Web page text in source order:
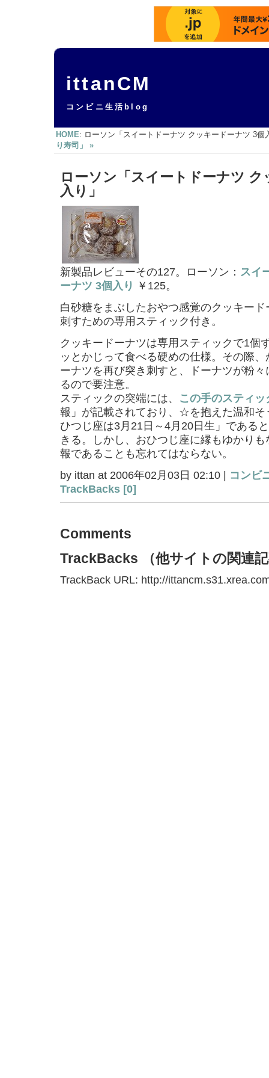
ittanCM
コンビニ生活blog
HOME: ローソン「スイートドーナツ クッキードーナツ 3
り寿司」 »
ローソン「スイートドーナツ
入り」
新製品レビューその127。ローソン： スイ
ーナツ 3個入り
￥125。
白砂糖をまぶしたおやつ感覚のクッキー
刺すための専用スティック付き。
クッキードーナツは専用スティックで1個
ッとかじって食べる硬めの仕様。その際
ーナツを再び突き刺すと、ドーナツが粉
るので要注意。
スティックの突端には、 この手のスティッ
報」が記載されており、☆を抱えた温和そ
ひつじ座は3月21日～4月20日生」である
きる。しかし、おひつじ座に縁もゆかり
報であることも忘れてはならない。
by ittan at 2006年02月03日 02:10 | コンビ
TrackBacks [0]
Comments
TrackBacks （他サイトの関連
TrackBack URL: http://